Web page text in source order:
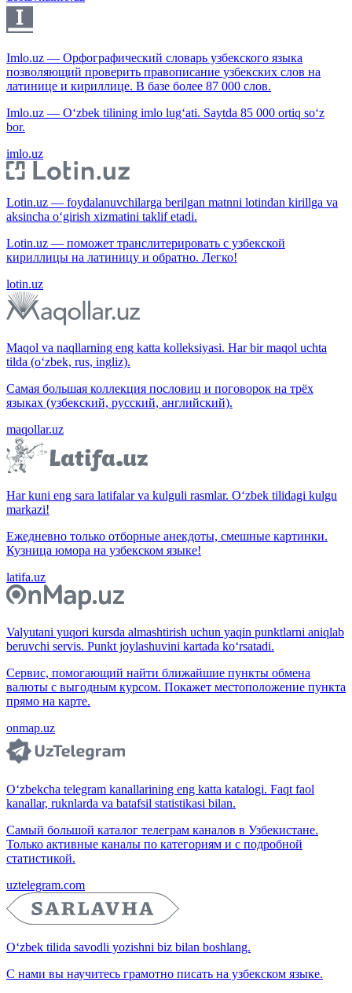
Imlo.uz — Орфографический словарь узбекского языка
позволяющий проверить правописание узбекских слов на
латинице и кириллице. В базе более 87 000 слов.
Imlo.uz — O‘zbek tilining imlo lug‘ati. Saytda 85 000 ortiq so‘z
bor.
imlo.uz
Lotin.uz — foydalanuvchilarga berilgan matnni lotindan kirillga va
aksincha o‘girish xizmatini taklif etadi.
Lotin.uz — поможет транслитерировать с узбекской
кириллицы на латиницу и обратно. Легко!
lotin.uz
Maqol va naqllarning eng katta kolleksiyasi. Har bir maqol uchta
tilda (o‘zbek, rus, ingliz).
Самая большая коллекция пословиц и поговорок на трёх
языках (узбекский, русский, английский).
maqollar.uz
Har kuni eng sara latifalar va kulguli rasmlar. O‘zbek tilidagi kulgu
markazi!
Ежедневно только отборные анекдоты, смешные картинки.
Кузница юмора на узбекском языке!
latifa.uz
Valyutani yuqori kursda almashtirish uchun yaqin punktlarni aniqlab
beruvchi servis. Punkt joylashuvini kartada ko‘rsatadi.
Сервис, помогающий найти ближайшие пункты обмена
валюты с выгодным курсом. Покажет местоположение пункта
прямо на карте.
onmap.uz
O‘zbekcha telegram kanallarining eng katta katalogi. Faqt faol
kanallar, ruknlarda va batafsil statistikasi bilan.
Самый большой каталог телеграм каналов в Узбекистане.
Только активные каналы по категориям и с подробной
статистикой.
uztelegram.com
O‘zbek tilida savodli yozishni biz bilan boshlang.
С нами вы научитесь грамотно писать на узбекском языке.